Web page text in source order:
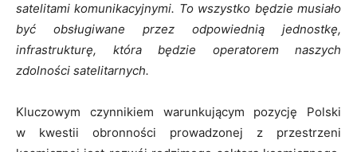
satelitami komunikacyjnymi. To wszystko będzie musiało
być obsługiwane przez odpowiednią jednostkę,
infrastrukturę, która będzie operatorem naszych
zdolności satelitarnych.
Kluczowym czynnikiem warunkującym pozycję Polski
w kwestii obronności prowadzonej z przestrzeni